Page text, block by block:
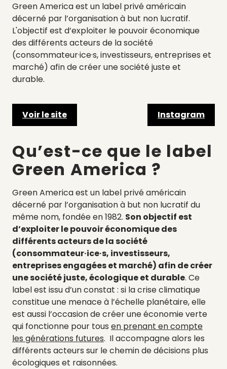
Green America est un label privé américain
décerné par l’organisation à but non lucratif.
L'objectif est d’exploiter le pouvoir économique
des différents acteurs de la société
(consommateur·ice·s, investisseurs, entreprises et
marché) afin de créer une société juste et
durable.
Voir le site Instagram
Qu’est-ce que le label
Green America ?
Green America est un label privé américain
décerné par l’organisation à but non lucratif du
même nom, fondée en 1982. Son objectif est
d’exploiter le pouvoir économique des
différents acteurs de la société
(consommateur·ice·s, investisseurs,
entreprises engagées et marché) afin de créer
une société juste, écologique et durable. Ce
label est issu d’un constat : si la crise climatique
constitue une menace à l’échelle planétaire, elle
est aussi l’occasion de créer une économie verte
qui fonctionne pour tous en prenant en compte
les générations futures. Il accompagne alors les
différents acteurs sur le chemin de décisions plus
écologiques et raisonnées.